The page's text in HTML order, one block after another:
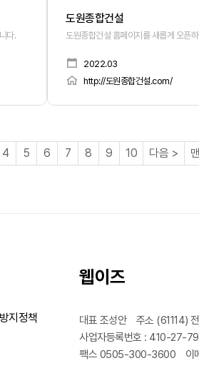
다.
도원종합건설
도원종합건설 홈페이지를 새롭게 오픈
2022.03
http://도원종합건설.com/
4페이지
5페이지
6페이지
7페이지
8페이지
9페이지
10페이지
다음 페이
>
지정책
웹이즈
대표 조성안
주소 (61114)
사업자등록번호 : 410-27-
팩스 0505-300-3600
이